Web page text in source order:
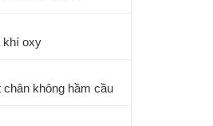
khí oxy
chân không hầm cầu